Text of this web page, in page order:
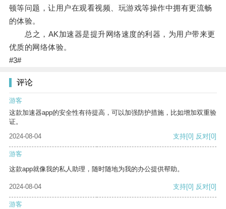
顿等问题，让用户在观看视频、玩游戏等操作中拥有更流畅
的体验。
总之，AK加速器是提升网络速度的利器，为用户带来更
优质的网络体验。
#3#
评论
游客
这款加速器app的安全性有待提高，可以加强防护措施，比如增加双重验
证。
2024-08-04
支持[0] 反对[0]
游客
这款app就像我的私人助理，随时随地为我的办公提供帮助。
2024-08-04 支持[0] 反对[0]
游客